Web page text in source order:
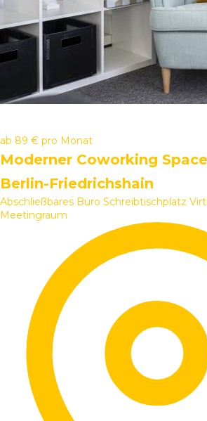
ab 89 € pro Monat
Moderner Coworking
Berlin-Friedrichshain
Abschließbares Büro Schreibtischplatz
Meetingraum